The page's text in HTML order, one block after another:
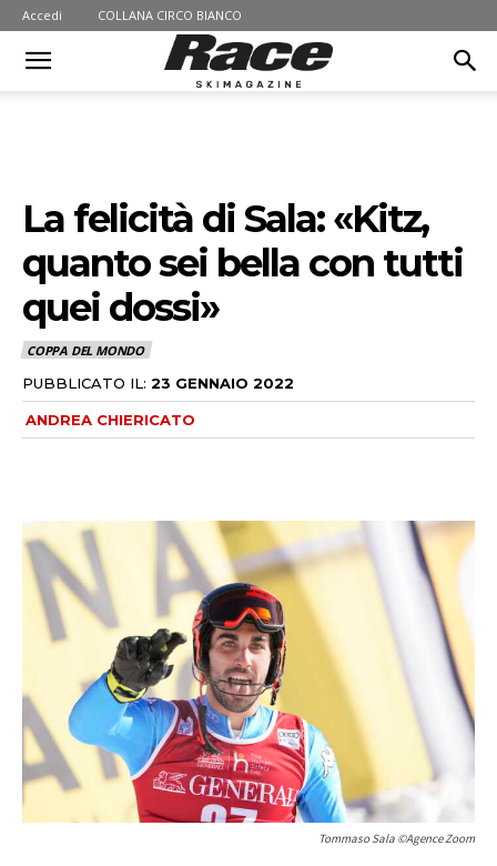
Accedi COLLANA CIRCO BIANCO
La felicità di Sala: «Kitz,
quanto sei bella con tutti
quei dossi»
COPPA DEL MONDO
PUBBLICATO IL: 23 GENNAIO 2022
ANDREA CHIERICATO
Tommaso Sala ©Agence Zoom